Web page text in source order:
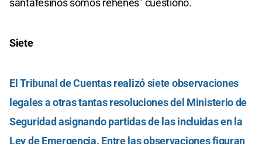
santafesinos somos rehenes" cuestionó.
Siete
El Tribunal de Cuentas realizó siete observaciones
legales a otras tantas resoluciones del Ministerio de
Seguridad asignando partidas de las incluidas en la
Ley de Emergencia. Entre las observaciones figuran